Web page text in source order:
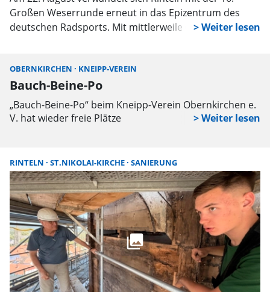
Großen Weserrunde erneut in das Epizentrum des
deutschen Radsports. Mit mittlerweile erwarteten
essenzieller Bestandteil der bedeutendsten
Radmarathons in Deutschland.
OBERNKIRCHEN KNEIPP-VEREIN
Bauch-Beine-Po
„Bauch-Beine-Po“ beim Kneipp-Verein Obernkirchen e.
V. hat wieder freie Plätze
RINTELN ST.NIKOLAI-KIRCHE SANIERUNG